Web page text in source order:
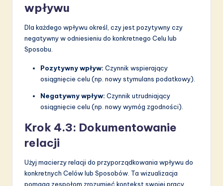
wpływu
Dla każdego wpływu określ, czy jest pozytywny czy
negatywny w odniesieniu do konkretnego Celu lub
Sposobu.
Pozytywny wpływ: Czynnik wspierający
osiągnięcie celu (np. nowy stymulans podatkowy).
Negatywny wpływ: Czynnik utrudniający
osiągnięcie celu (np. nowy wymóg zgodności).
Krok 4.3: Dokumentowanie
relacji
Użyj macierzy relacji do przyporządkowania wpływu do
konkretnych Celów lub Sposobów. Ta wizualizacja
pomaga zespołom zrozumieć kontekst swojej pracy.